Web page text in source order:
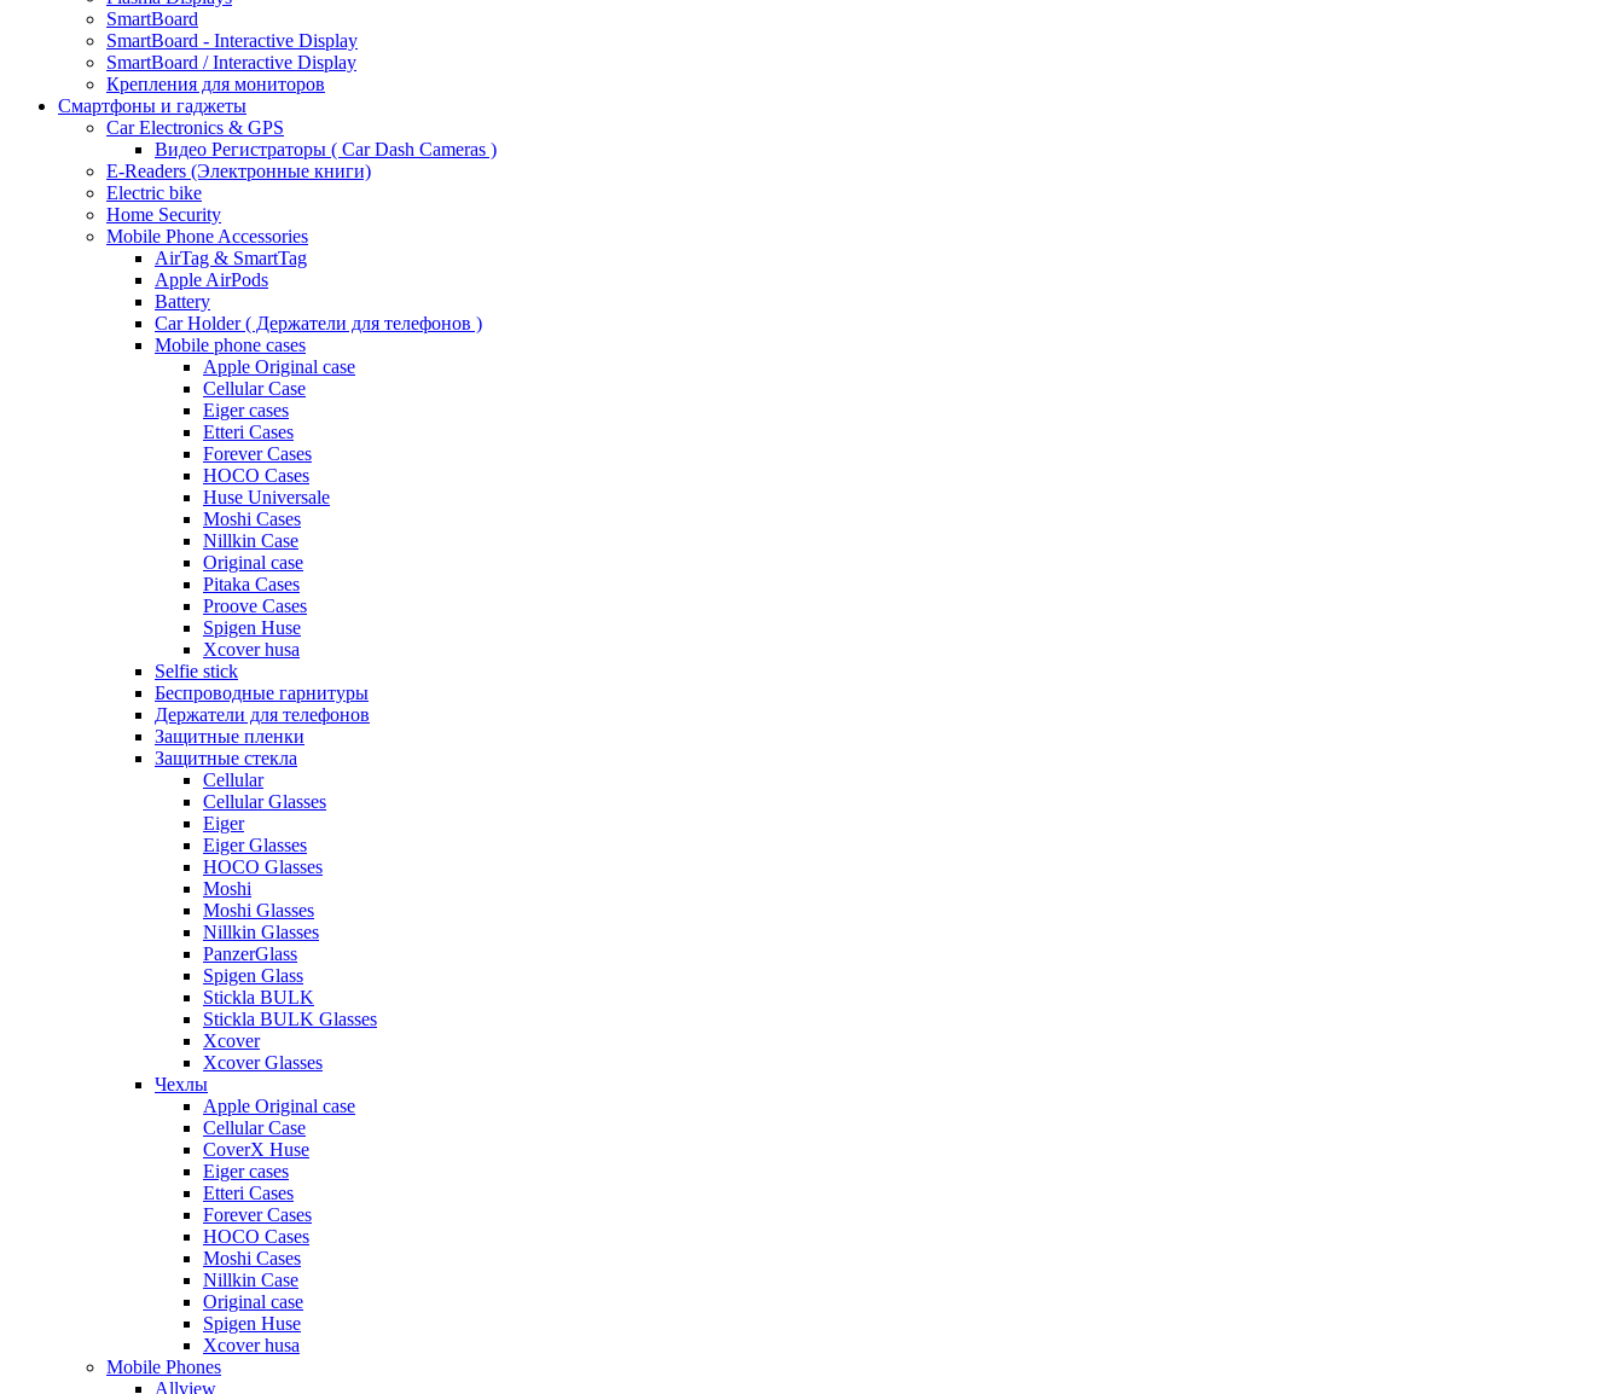
SmartBoard
SmartBoard - Interactive Display
SmartBoard / Interactive Display
Крепления для мониторов
Смартфоны и гаджеты
Car Electronics & GPS
Видео Регистраторы ( Car Dash Cameras )
E-Readers (Электронные книги)
Electric bike
Home Security
Mobile Phone Accessories
AirTag & SmartTag
Apple AirPods
Battery
Car Holder ( Держатели для телефонов )
Mobile phone cases
Apple Original case
Cellular Case
Eiger cases
Etteri Cases
Forever Cases
HOCO Cases
Huse Universale
Moshi Cases
Nillkin Case
Original case
Pitaka Cases
Proove Cases
Spigen Huse
Xcover husa
Selfie stick
Беспроводные гарнитуры
Держатели для телефонов
Защитные пленки
Защитные стекла
Cellular
Cellular Glasses
Eiger
Eiger Glasses
HOCO Glasses
Moshi
Moshi Glasses
Nillkin Glasses
PanzerGlass
Spigen Glass
Stickla BULK
Stickla BULK Glasses
Xcover
Xcover Glasses
Чехлы
Apple Original case
Cellular Case
CoverX Huse
Eiger cases
Etteri Cases
Forever Cases
HOCO Cases
Moshi Cases
Nillkin Case
Original case
Spigen Huse
Xcover husa
Mobile Phones
Allview